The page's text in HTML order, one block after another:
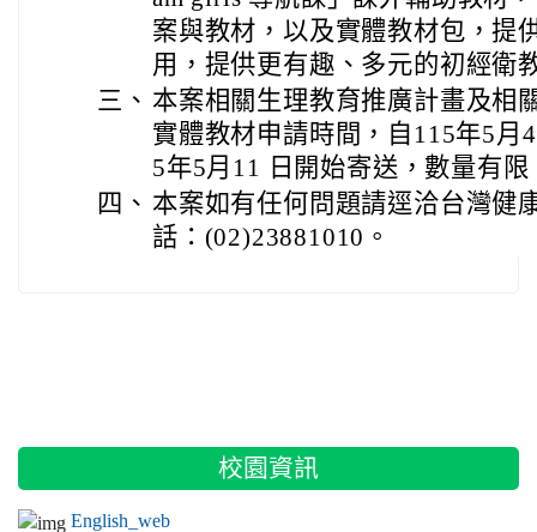
案與教材，以及實體教材包，提
用，提供更有趣、多元的初經衛
三、 本案相關生理教育推廣計畫及相
實體教材申請時間，自115年5月
5年5月11 日開始寄送，數量有
四、 本案如有任何問題請逕洽台灣健
話：(02)23881010。
::: 校園資訊
English_web